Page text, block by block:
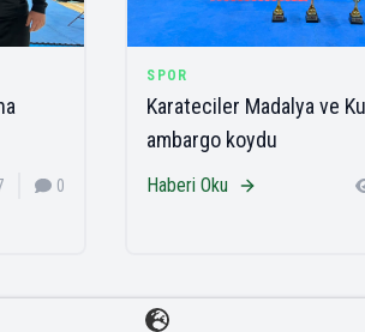
0
SPOR
Karateciler Madalya ve
ambargo koydu
Haberi Oku